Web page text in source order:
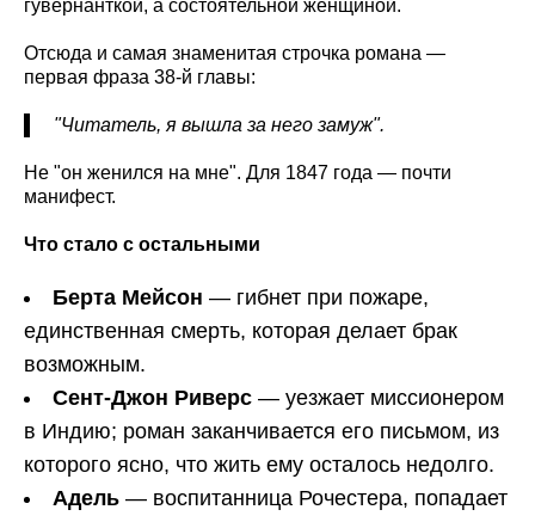
гувернанткой, а состоятельной женщиной.
Отсюда и самая знаменитая строчка романа —
первая фраза 38-й главы:
"Читатель, я вышла за него замуж".
Не "он женился на мне". Для 1847 года — почти
манифест.
Что стало с остальными
Берта Мейсон — гибнет при пожаре,
единственная смерть, которая делает брак
возможным.
Сент-Джон Риверс — уезжает миссионером
в Индию; роман заканчивается его письмом, из
которого ясно, что жить ему осталось недолго.
Адель — воспитанница Рочестера, попадает